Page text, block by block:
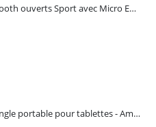
Écouteurs Bluetooth ouverts Sport avec Micro ENC IPX5 – HiTune S3 UGREEN 45785
Support multi-angle portable pour tablettes - Amazon Basics